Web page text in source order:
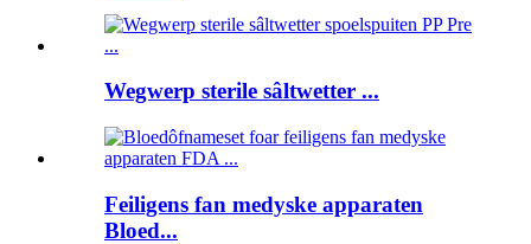
Wegwerp sterile sâltwetter ...
Feiligens fan medyske apparaten
Bloed...